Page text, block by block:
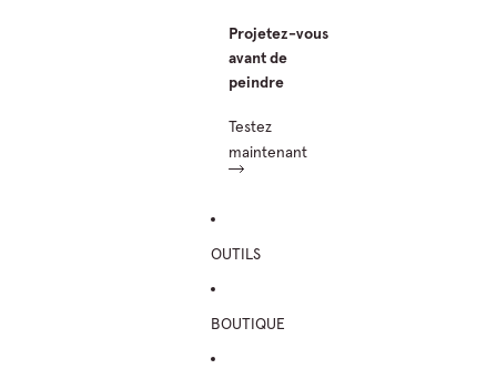
Projetez-vous
avant de
peindre
Testez
maintenant
OUTILS
BOUTIQUE